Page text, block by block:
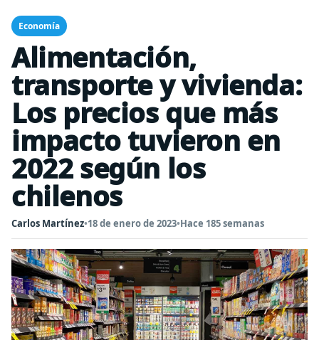
Economía
Alimentación,
transporte y vivienda:
Los precios que más
impacto tuvieron en
2022 según los
chilenos
Carlos Martínez•18 de enero de 2023•Hace 185 semanas